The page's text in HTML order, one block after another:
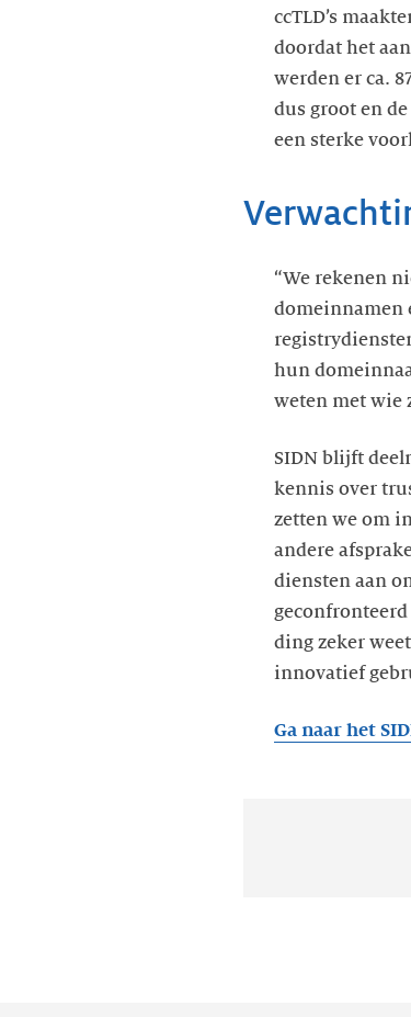
ccTLD’s
doordat het
werden er ca.
dus groot en
een sterke
“We rekenen
domeinnamen
hun
weten met wie
SIDN blijft
kennis over
zetten we om
andere
diensten aan
ding zeker
innovatief
Ga naar het